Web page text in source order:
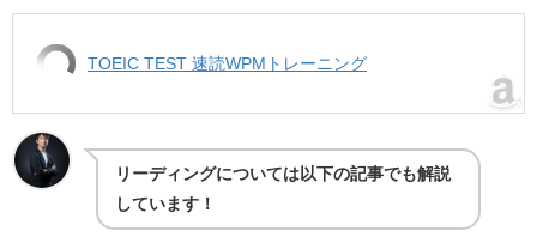
TOEIC TEST 速読WPMトレーニング
リーディングについては以下の記事でも解説
しています！